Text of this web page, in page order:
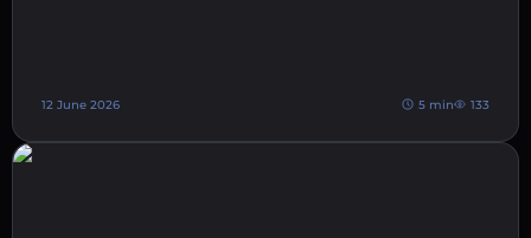
12 June 2026 5 min 133